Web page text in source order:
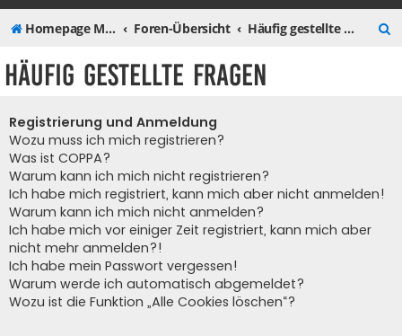
Homepage MG Drivers Club Deutschland Foren-Übersicht Häufig gestellte Fragen
Häufig gestellte Fragen
Registrierung und Anmeldung
Wozu muss ich mich registrieren?
Was ist COPPA?
Warum kann ich mich nicht registrieren?
Ich habe mich registriert, kann mich aber nicht anmelden!
Warum kann ich mich nicht anmelden?
Ich habe mich vor einiger Zeit registriert, kann mich aber
nicht mehr anmelden?!
Ich habe mein Passwort vergessen!
Warum werde ich automatisch abgemeldet?
Wozu ist die Funktion „Alle Cookies löschen“?